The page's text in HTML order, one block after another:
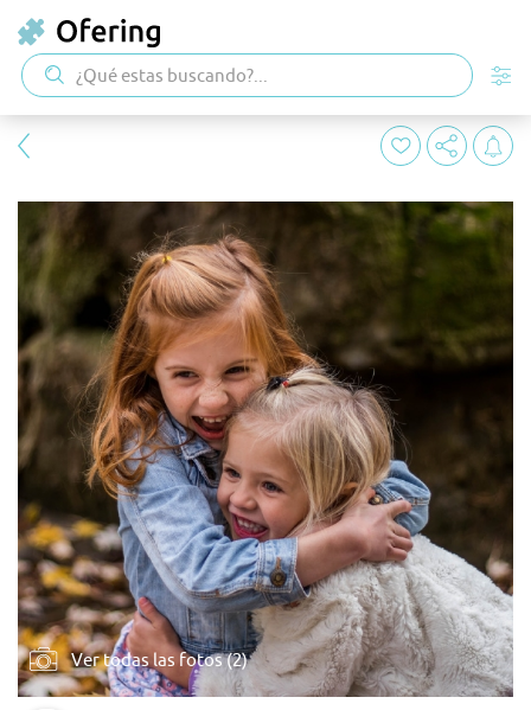
Ver todas las fotos (2)